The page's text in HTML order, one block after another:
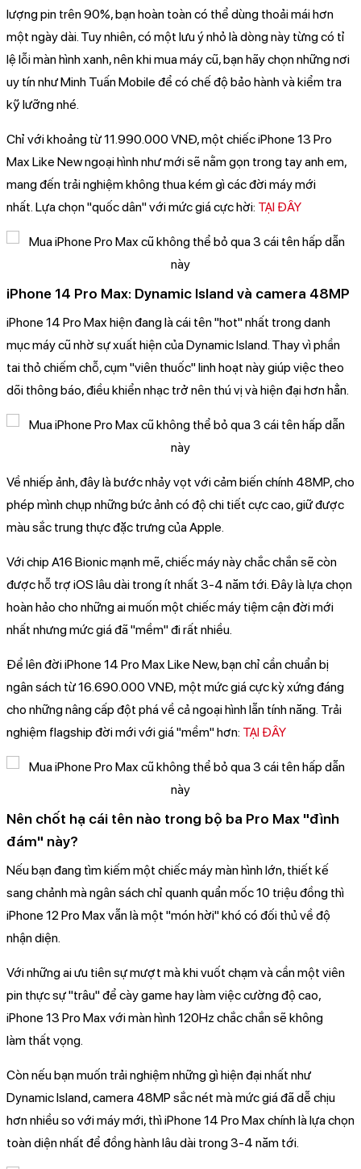
lượng pin trên 90%, bạn hoàn toàn có thể dùng thoải mái hơn
một ngày dài. Tuy nhiên, có một lưu ý nhỏ là dòng này từng có tỉ
lệ lỗi màn hình xanh, nên khi mua máy cũ, bạn hãy chọn những nơi
uy tín như Minh Tuấn Mobile để có chế độ bảo hành và kiểm tra
kỹ lưỡng nhé.
Chỉ với khoảng từ 11.990.000 VNĐ, một chiếc iPhone 13 Pro
Max Like New ngoại hình như mới sẽ nằm gọn trong tay anh em,
mang đến trải nghiệm không thua kém gì các đời máy mới
nhất. Lựa chọn "quốc dân" với mức giá cực hời: TẠI ĐÂY
iPhone 14 Pro Max: Dynamic Island và camera 48MP
iPhone 14 Pro Max hiện đang là cái tên "hot" nhất trong danh
mục máy cũ nhờ sự xuất hiện của Dynamic Island. Thay vì phần
tai thỏ chiếm chỗ, cụm "viên thuốc" linh hoạt này giúp việc theo
dõi thông báo, điều khiển nhạc trở nên thú vị và hiện đại hơn hẳn.
Về nhiếp ảnh, đây là bước nhảy vọt với cảm biến chính 48MP, cho
phép mình chụp những bức ảnh có độ chi tiết cực cao, giữ được
màu sắc trung thực đặc trưng của Apple.
Với chip A16 Bionic mạnh mẽ, chiếc máy này chắc chắn sẽ còn
được hỗ trợ iOS lâu dài trong ít nhất 3-4 năm tới. Đây là lựa chọn
hoàn hảo cho những ai muốn một chiếc máy tiệm cận đời mới
nhất nhưng mức giá đã "mềm" đi rất nhiều.
Để lên đời iPhone 14 Pro Max Like New, bạn chỉ cần chuẩn bị
ngân sách từ 16.690.000 VNĐ, một mức giá cực kỳ xứng đáng
cho những nâng cấp đột phá về cả ngoại hình lẫn tính năng. Trải
nghiệm flagship đời mới với giá "mềm" hơn: TẠI ĐÂY
Nên chốt hạ cái tên nào trong bộ ba Pro Max "đình
đám" này?
Nếu bạn đang tìm kiếm một chiếc máy màn hình lớn, thiết kế
sang chảnh mà ngân sách chỉ quanh quẩn mốc 10 triệu đồng thì
iPhone 12 Pro Max vẫn là một "món hời" khó có đối thủ về độ
nhận diện.
Với những ai ưu tiên sự mượt mà khi vuốt chạm và cần một viên
pin thực sự "trâu" để cày game hay làm việc cường độ cao,
iPhone 13 Pro Max với màn hình 120Hz chắc chắn sẽ không
làm thất vọng.
Còn nếu bạn muốn trải nghiệm những gì hiện đại nhất như
Dynamic Island, camera 48MP sắc nét mà mức giá đã dễ chịu
hơn nhiều so với máy mới, thì iPhone 14 Pro Max chính là lựa chọn
toàn diện nhất để đồng hành lâu dài trong 3-4 năm tới.